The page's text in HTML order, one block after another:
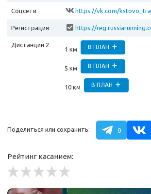
Соцсети https://vk.com/
Регистрация
https://
Дистанции 2
1 км В ПЛАН
5 км В ПЛАН
10 км В ПЛАН
Поделиться или сохранить: 0
Рейтинг касанием: